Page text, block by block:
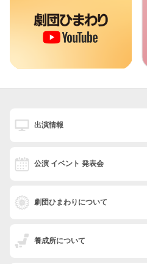
出演情報
公演 イベント 発表会
劇団ひまわりについて
養成所について